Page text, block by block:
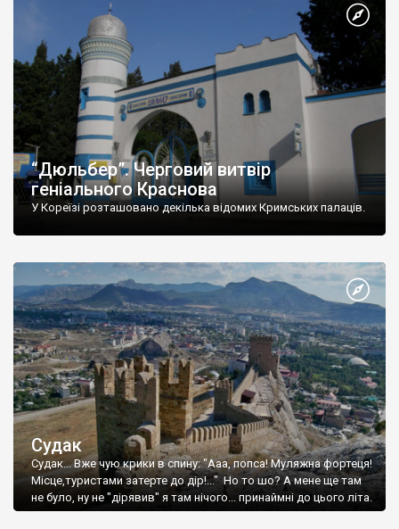
“Дюльбер”. Черговий витвір
геніального Краснова
У Кореїзі розташовано декілька відомих Кримських палаців.
Судак
Судак... Вже чую крики в спину: "Ааа, попса! Муляжна фортеця!
Місце,туристами затерте до дір!..." Но то шо? А мене ще там
не було, ну не "дірявив" я там нічого... принаймні до цього літа.